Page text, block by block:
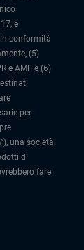
e
conformità
(5)
e AMF e (6)
per
una società
di
fare